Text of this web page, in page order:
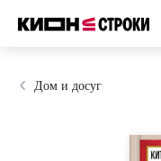
Дом и досуг